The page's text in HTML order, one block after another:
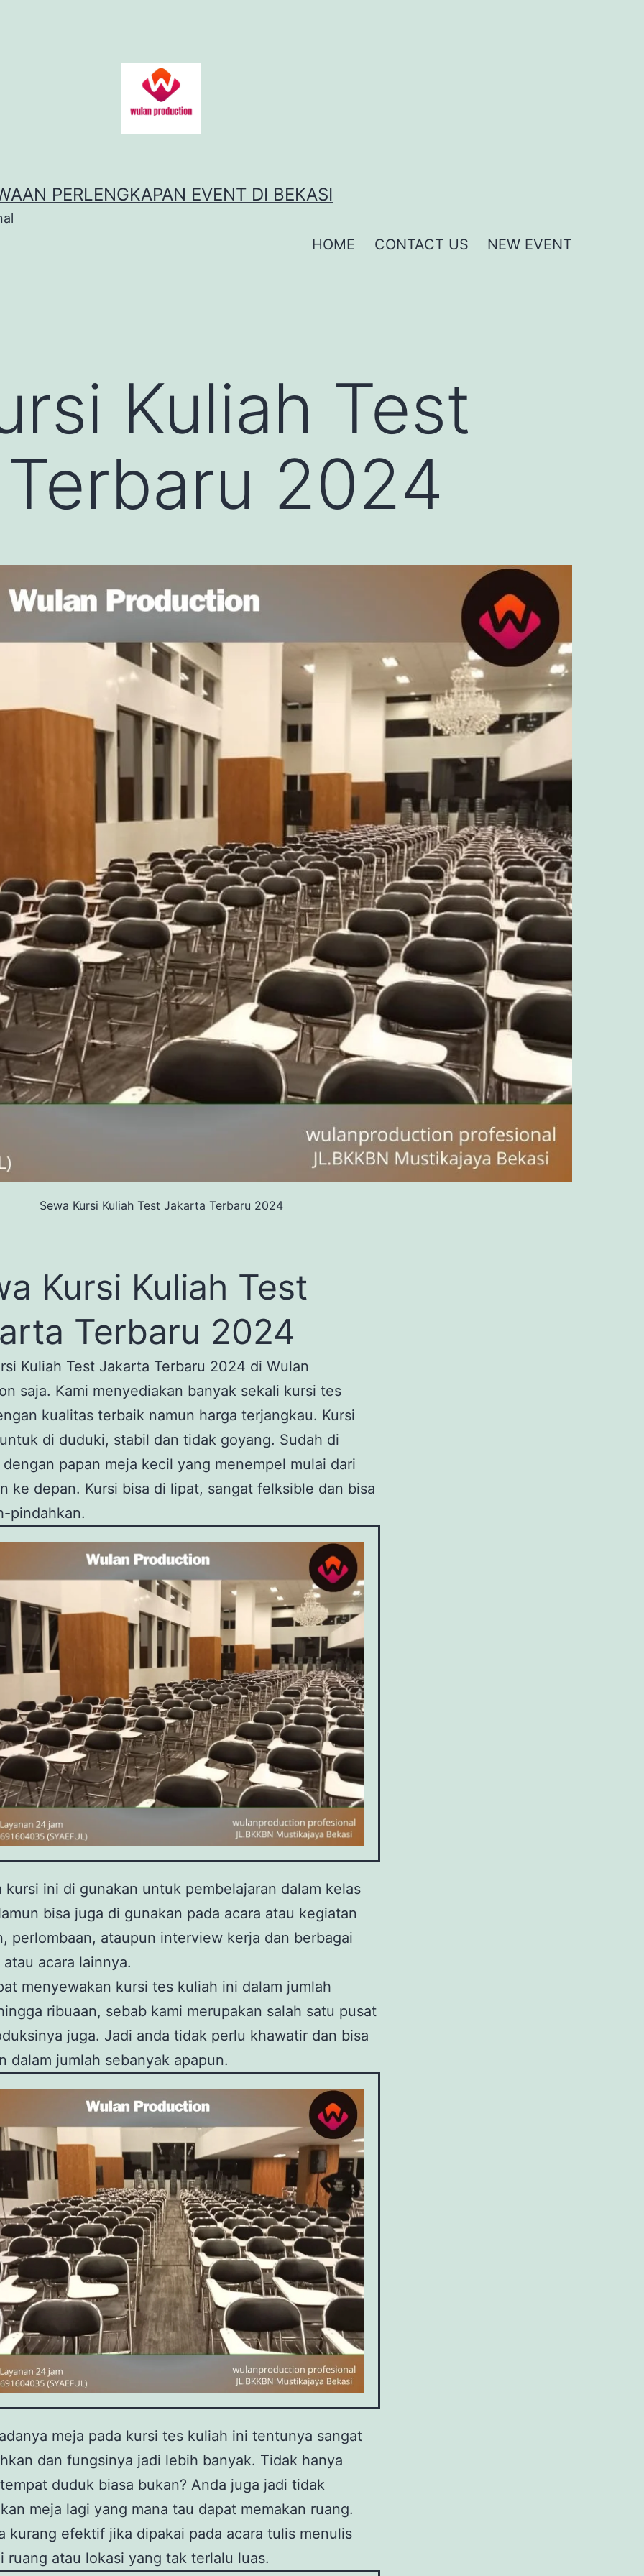
PERLENGKAPAN EVENT DI BEKASI
HOME CONTACT US NEW EVENT
Kuliah Test
2024
Sewa Kursi Kuliah Test Jakarta Terbaru 2024
Kursi Kuliah Test
Terbaru 2024
Kuliah Test Jakarta Terbaru 2024 di Wulan
saja. Kami menyediakan banyak sekali kursi tes
kualitas terbaik namun harga terjangkau. Kursi
di duduki, stabil dan tidak goyang. Sudah di
papan meja kecil yang menempel mulai dari
ke depan. Kursi bisa di lipat, sangat felksible dan bisa
pindahkan.
kursi ini di gunakan untuk pembelajaran dalam kelas
bisa juga di gunakan pada acara atau kegiatan
perlombaan, ataupun interview kerja dan berbagai
acara lainnya.
menyewakan kursi tes kuliah ini dalam jumlah
ribuaan, sebab kami merupakan salah satu pusat
juga. Jadi anda tidak perlu khawatir dan bisa
dalam jumlah sebanyak apapun.
meja pada kursi tes kuliah ini tentunya sangat
dan fungsinya jadi lebih banyak. Tidak hanya
duduk biasa bukan? Anda juga jadi tidak
meja lagi yang mana tau dapat memakan ruang.
kurang efektif jika dipakai pada acara tulis menulis
ruang atau lokasi yang tak terlalu luas.